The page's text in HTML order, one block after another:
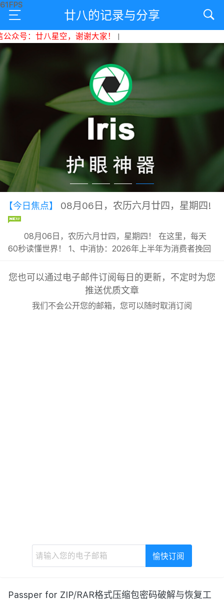
廿八的记录与分享
号：廿八星空，谢谢大家！|
【今日焦点】 08月06日，农历六月廿四，星期四!
08月06日，农历六月廿四，星期四！ 在这里，每天
60秒读懂世界！ 1、中消协：2026年上半年为消费者挽回
头休假，推动全员应休尽休；试行周五下午弹性离岗、3~7
天弹性长假；; 3、兰州拉面或改名青海拉面，“兰州拉面”
您也可以通过电子邮件订阅每日的更新，不定时为您
推送优质文章
我们不会公开您的邮箱，您可以随时取消订阅
Passper for ZIP/RAR格式压缩包密码破解与恢复工